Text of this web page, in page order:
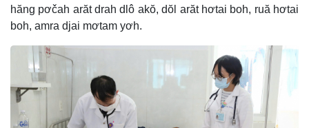
hăng pơčah arăt drah dlô akŏ, dŏl arăt hơtai boh, ruă hơtai
boh, amra djai mơtam yơh.